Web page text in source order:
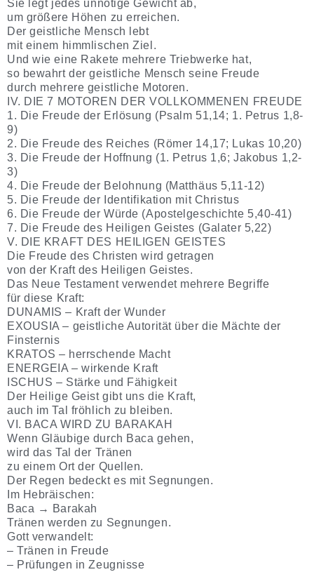
Sie legt jedes unnötige Gewicht ab,
um größere Höhen zu erreichen.
Der geistliche Mensch lebt
mit einem himmlischen Ziel.
Und wie eine Rakete mehrere Triebwerke hat,
so bewahrt der geistliche Mensch seine Freude
durch mehrere geistliche Motoren.
IV. DIE 7 MOTOREN DER VOLLKOMMENEN FREUDE
1. Die Freude der Erlösung (Psalm 51,14; 1. Petrus 1,8-
9)
2. Die Freude des Reiches (Römer 14,17; Lukas 10,20)
3. Die Freude der Hoffnung (1. Petrus 1,6; Jakobus 1,2-
3)
4. Die Freude der Belohnung (Matthäus 5,11-12)
5. Die Freude der Identifikation mit Christus
6. Die Freude der Würde (Apostelgeschichte 5,40-41)
7. Die Freude des Heiligen Geistes (Galater 5,22)
V. DIE KRAFT DES HEILIGEN GEISTES
Die Freude des Christen wird getragen
von der Kraft des Heiligen Geistes.
Das Neue Testament verwendet mehrere Begriffe
für diese Kraft:
DUNAMIS – Kraft der Wunder
EXOUSIA – geistliche Autorität über die Mächte der
Finsternis
KRATOS – herrschende Macht
ENERGEIA – wirkende Kraft
ISCHUS – Stärke und Fähigkeit
Der Heilige Geist gibt uns die Kraft,
auch im Tal fröhlich zu bleiben.
VI. BACA WIRD ZU BARAKAH
Wenn Gläubige durch Baca gehen,
wird das Tal der Tränen
zu einem Ort der Quellen.
Der Regen bedeckt es mit Segnungen.
Im Hebräischen:
Baca → Barakah
Tränen werden zu Segnungen.
Gott verwandelt:
– Tränen in Freude
– Prüfungen in Zeugnisse